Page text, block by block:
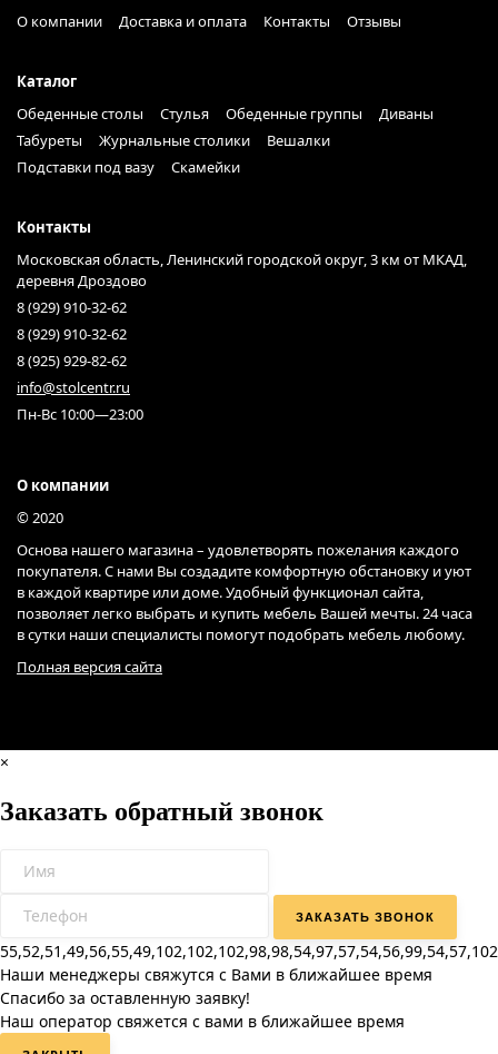
О компании
Доставка и оплата Контакты Отзывы
Каталог
Обеденные столы
Стулья Обеденные группы
Диваны
Табуреты
Журнальные столики
Вешалки
Подставки под вазу
Скамейки
Контакты
Московская область, Ленинский городской округ, 3 км от МКАД,
деревня Дроздово
8 (929) 910-32-62
8 (929) 910-32-62
8 (925) 929-82-62
info@stolcentr.ru
Пн-Вс 10:00—23:00
О компании
© 2020
Основа нашего магазина – удовлетворять пожелания каждого
покупателя. С нами Вы создадите комфортную обстановку и уют
в каждой квартире или доме. Удобный функционал сайта,
позволяет легко выбрать и купить мебель Вашей мечты. 24 часа
в сутки наши специалисты помогут подобрать мебель любому.
Полная версия сайта
×
Заказать обратный звонок
Наши менеджеры свяжутся с Вами в ближайшее время
Спасибо за оставленную заявку!
Наш оператор свяжется с вами в ближайшее время